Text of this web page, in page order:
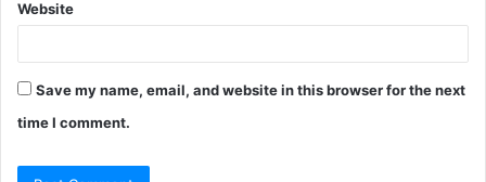
Website
Save my name, email, and website in this browser for the next
time I comment.